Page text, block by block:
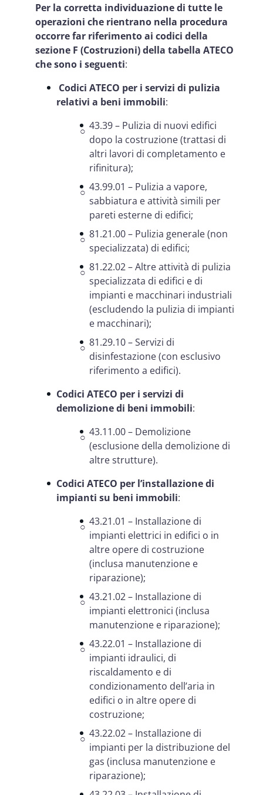
Per la corretta individuazione di tutte le
operazioni che rientrano nella procedura
occorre far riferimento ai codici della
sezione F (Costruzioni) della tabella ATECO
che sono i seguenti:
Codici ATECO per i servizi di pulizia
relativi a beni immobili:
43.39 – Pulizia di nuovi edifici
dopo la costruzione (trattasi di
altri lavori di completamento e
rifinitura);
43.99.01 – Pulizia a vapore,
sabbiatura e attività simili per
pareti esterne di edifici;
81.21.00 – Pulizia generale (non
specializzata) di edifici;
81.22.02 – Altre attività di pulizia
specializzata di edifici e di
impianti e macchinari industriali
(escludendo la pulizia di impianti
e macchinari);
81.29.10 – Servizi di
disinfestazione (con esclusivo
riferimento a edifici).
Codici ATECO per i servizi di
demolizione di beni immobili:
43.11.00 – Demolizione
(esclusione della demolizione di
altre strutture).
Codici ATECO per l’installazione di
impianti su beni immobili:
43.21.01 – Installazione di
impianti elettrici in edifici o in
altre opere di costruzione
(inclusa manutenzione e
riparazione);
43.21.02 – Installazione di
impianti elettronici (inclusa
manutenzione e riparazione);
43.22.01 – Installazione di
impianti idraulici, di
riscaldamento e di
condizionamento dell’aria in
edifici o in altre opere di
costruzione;
43.22.02 – Installazione di
impianti per la distribuzione del
gas (inclusa manutenzione e
riparazione);